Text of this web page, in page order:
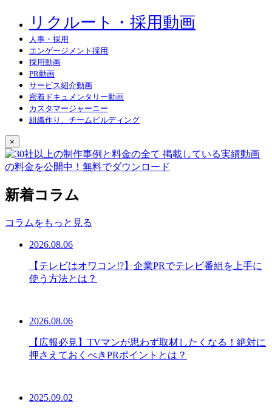
リクルート・採用動画
人事・採用
エンゲージメント採用
採用動画
PR動画
サービス紹介動画
密着ドキュメンタリー動画
カスタマージャーニー
組織作り、チームビルディング
×
新着コラム
コラムをもっと見る
2026.08.06
【テレビはオワコン!?】企業PRでテレビ番組を上手に
使う方法とは？
2026.08.06
【広報必見】TVマンが思わず取材したくなる！絶対に
押さえておくべきPRポイントとは？
2025.09.02